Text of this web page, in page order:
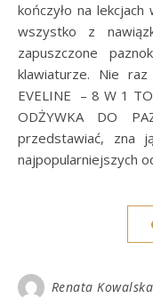
kończyło na
wszystko z
zapuszczone
klawiaturze. Nie raz
EVELINE – 8 W 1
ODŻYWKA DO
przedstawiać, zna
najpopularniejszych
Renata Kowalska